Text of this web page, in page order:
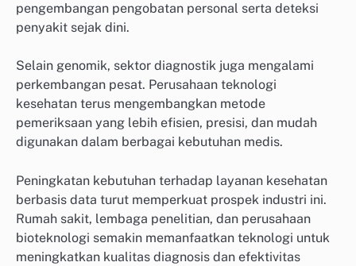
pengembangan pengobatan personal serta deteksi
penyakit sejak dini.
Selain genomik, sektor diagnostik juga mengalami
perkembangan pesat. Perusahaan teknologi
kesehatan terus mengembangkan metode
pemeriksaan yang lebih efisien, presisi, dan mudah
digunakan dalam berbagai kebutuhan medis.
Peningkatan kebutuhan terhadap layanan kesehatan
berbasis data turut memperkuat prospek industri ini.
Rumah sakit, lembaga penelitian, dan perusahaan
bioteknologi semakin memanfaatkan teknologi untuk
meningkatkan kualitas diagnosis dan efektivitas